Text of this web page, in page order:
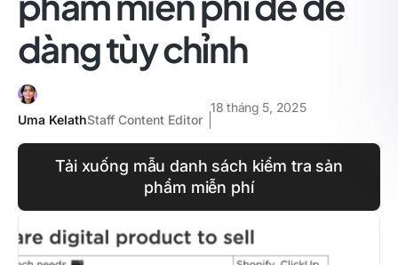
dàng tùy chỉnh
Uma KelathStaff Content Editor
18 tháng 5, 2025
Tải xuống mẫu danh sách kiểm tra sản
phẩm miễn phí